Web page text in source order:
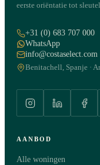
eerste oriëntatie tot
+31 (0) 683 707 000
WhatsApp
info@costaselect.com
Benitachell, Spanje ·
AANBOD
Alle woningen